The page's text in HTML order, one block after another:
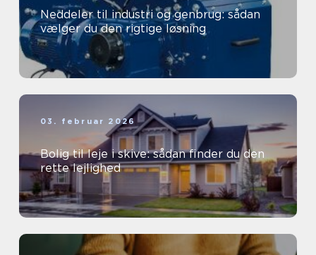
Neddeler til industri og genbrug: sådan
vælger du den rigtige løsning
03. februar 2026
Bolig til leje i skive: sådan finder du den
rette lejlighed